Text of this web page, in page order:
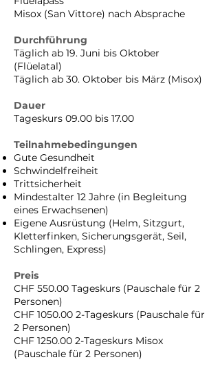
Misox (San Vittore) nach Absprache
Durchführung
Täglich ab 19. Juni bis Oktober
(Flüelatal)
Täglich ab 30. Oktober bis März (Misox)
Dauer
Tageskurs 09.00 bis 17.00
Teilnahmebedingungen
Gute Gesundheit
Schwindelfreiheit
Trittsicherheit
Mindestalter 12 Jahre (in Begleitung
eines Erwachsenen)
Eigene Ausrüstung (Helm, Sitzgurt,
Kletterfinken, Sicherungsgerät, Seil,
Schlingen, Express)
Preis
CHF 550.00 Tageskurs (Pauschale für 2
Personen)
CHF 1050.00 2-Tageskurs (Pauschale für
2 Personen)
CHF 1250.00 2-Tageskurs Misox
(Pauschale für 2 Personen)